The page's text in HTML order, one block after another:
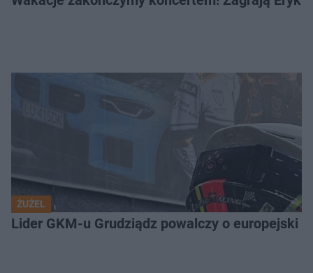
ŻUŻEL
Lider GKM-u Grudziądz powalczy o europejski